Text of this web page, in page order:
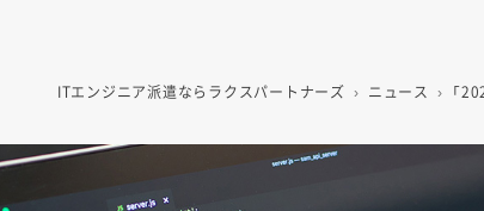
ITエンジニア派遣ならラクスパートナーズ ニュース 「